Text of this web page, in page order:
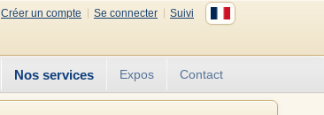
Créer un compte Se connecter
Suivi
Nos services Expos Contact